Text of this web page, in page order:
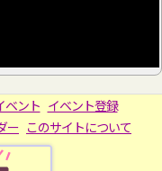
ベント イベント登録
ー このサイトについて